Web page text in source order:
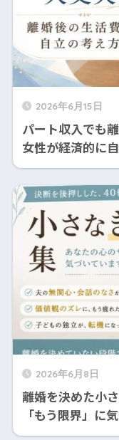
2026年6月15日
パート収入でも
女性が経済的に
2026年6月8日
離婚を決めた小
「もう限界」に